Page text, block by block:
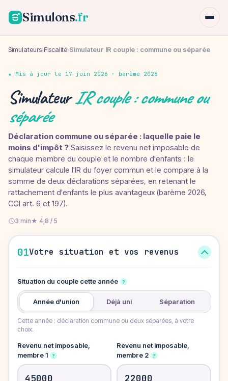
Simulons.fr
Simulateurs›Fiscalité›Simulateur IR couple : commune ou séparée
★ Mis à jour le 17 juin 2026 · barème 2026
SimulateurIR couple : commune ou
séparée
Déclaration commune ou séparée : laquelle paie le
moins d'impôt ? Saisissez le revenu net imposable de
chaque membre du couple et le nombre d'enfants : le
simulateur calcule l'IR du foyer commun et le compare à la
somme de deux déclarations séparées, en retenant le
rattachement d'enfants le plus avantageux (barème 2026,
CGI art. 6 et 197).
3 min★ 4,8 / 5
01Votre situation et vos revenus
Situation du couple cette année ?
Année d'union Déjà uni Séparation
Cette année : déclaration commune ou deux séparées, à votre
choix.
Revenu net imposable,
membre 1
?
Revenu net imposable,
membre 2
?